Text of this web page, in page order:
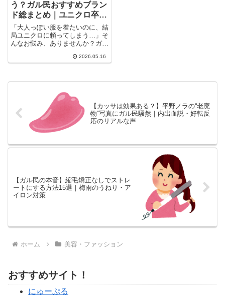
う？ガル民おすすめブラン
ド総まとめ｜ユニクロ卒
業・ZARA・グリーンレー
ベル・しまむら…年代別リ
アル攻略法
「大人っぽい服を着たいのに、結
局ユニクロに頼ってしまう…」そ
んなお悩み、ありませんか？ガー
2026.05.16
【カッサは効果ある？】平野ノラの“老廃
物”写真にガル民騒然｜内出血説・好転反
応のリアルな声
【ガル民の本音】縮毛矯正なしでストレ
ートにする方法15選｜梅雨のうねり・ア
イロン対策
ホーム 美容・ファッション
おすすめサイト！
にゅーぷる